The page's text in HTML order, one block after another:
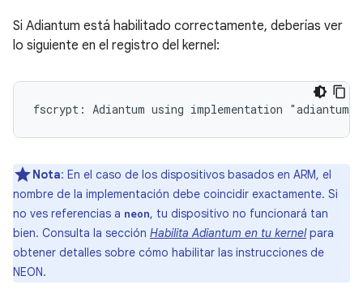
Si Adiantum está habilitado correctamente, deberías ver
lo siguiente en el registro del kernel:
Nota: En el caso de los dispositivos basados en ARM, el
nombre de la implementación debe coincidir exactamente. Si
no ves referencias a neon, tu dispositivo no funcionará tan
bien. Consulta la sección Habilita Adiantum en tu kernelpara
obtener detalles sobre cómo habilitar las instrucciones de
NEON.